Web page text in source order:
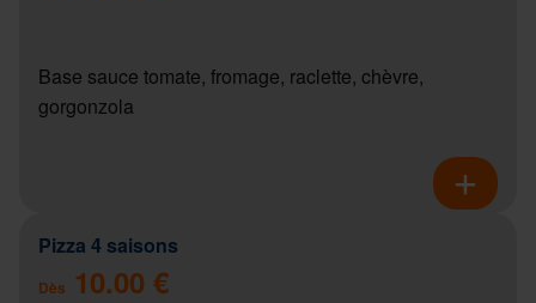
Base sauce tomate, fromage, raclette, chèvre,
gorgonzola
Pizza 4 saisons
Dès 10.00 €